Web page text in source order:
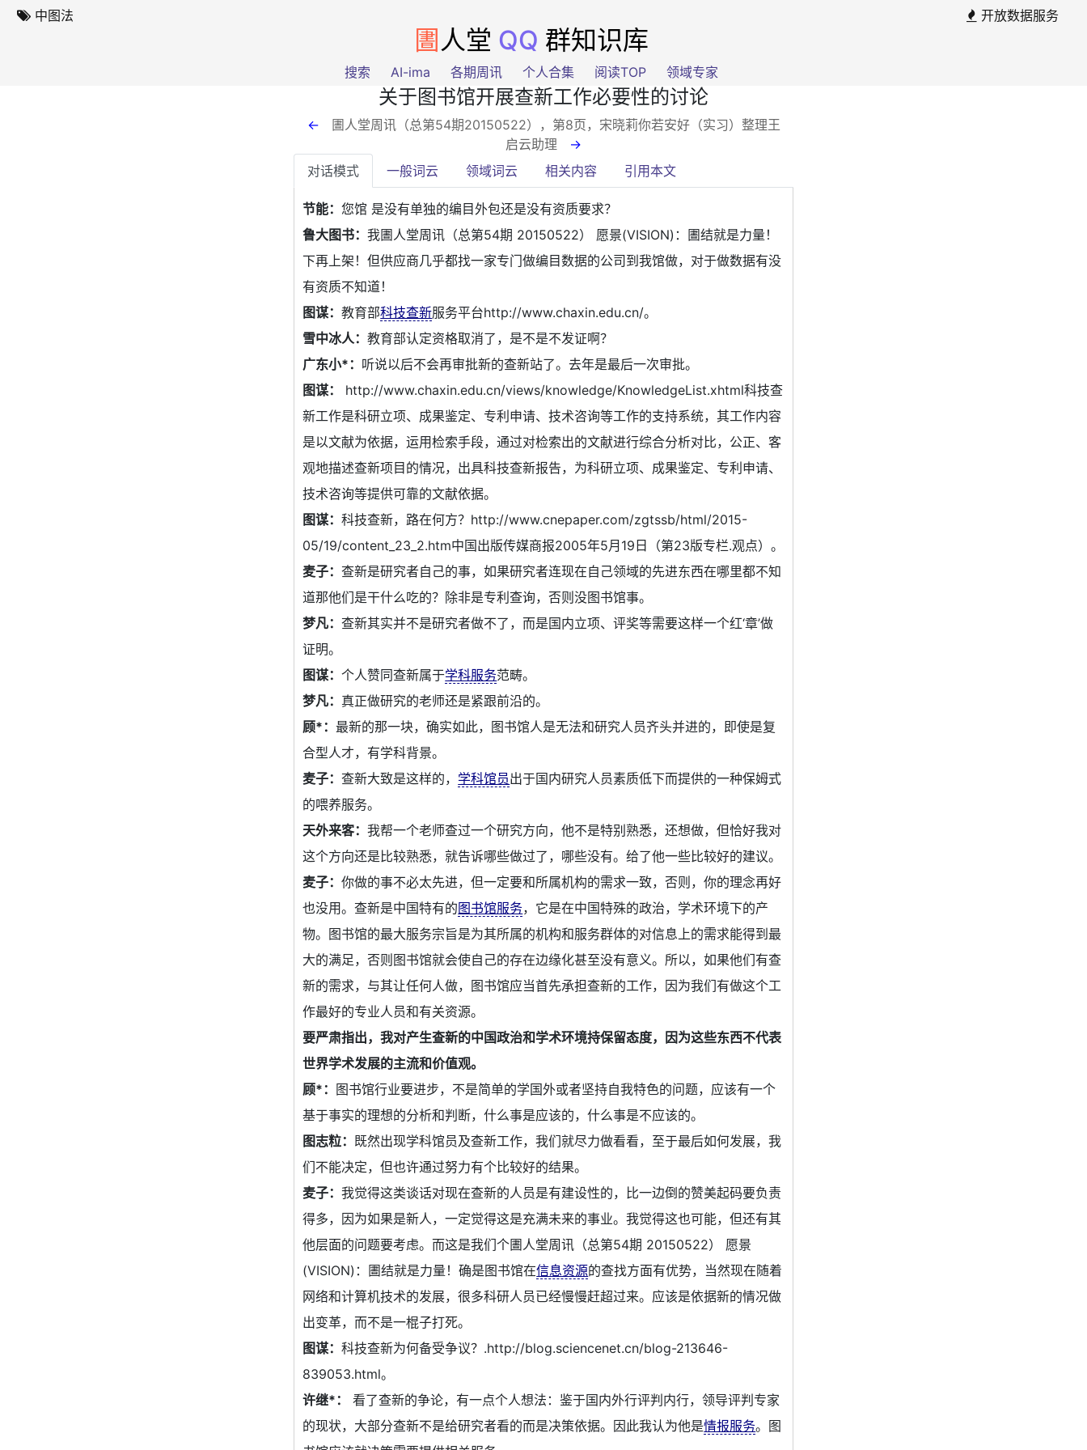
中图法 开放数据服务
圕 人堂 QQ 群知识库
搜索 AI-ima 各期周讯 个人合集 阅读TOP 领域专家
关于图书馆开展查新工作必要性的讨论
← 圕人堂周讯（总第54期20150522），第8页 ，宋晓莉你若安好（实习）整理王
启云助理 →
对话模式
一般词云 领域词云 相关内容 引用本文
节能：您馆 是没有单独的编目外包还是没有资质要求？
鲁大图书：我圕人堂周讯（总第54期 20150522） 愿景(VISION)：圕结就是力量！
下再上架！但供应商几乎都找一家专门做编目数据的公司到我馆做，对于做数据有没
有资质不知道！
图谋：教育部科技查新服务平台http://www.chaxin.edu.cn/。
雪中冰人：教育部认定资格取消了，是不是不发证啊？
广东小*： 听说以后不会再审批新的查新站了。去年是最后一次审批。
图谋：
http://www.chaxin.edu.cn/views/knowledge/KnowledgeList.xhtml科技查
新工作是科研立项、成果鉴定、专利申请、技术咨询等工作的支持系统，其工作内容
是以文献为依据，运用检索手段，通过对检索出的文献进行综合分析对比，公正、客
观地描述查新项目的情况，出具科技查新报告，为科研立项、成果鉴定、专利申请、
技术咨询等提供可靠的文献依据。
图谋：科技查新，路在何方？http://www.cnepaper.com/zgtssb/html/2015-
05/19/content_23_2.htm中国出版传媒商报2005年5月19日（第23版专栏.观点）。
麦子：查新是研究者自己的事，如果研究者连现在自己领域的先进东西在哪里都不知
道那他们是干什么吃的？除非是专利查询，否则没图书馆事。
梦凡：查新其实并不是研究者做不了，而是国内立项、评奖等需要这样一个红‘章’做
证明。
图谋：个人赞同查新属于学科服务范畴。
梦凡： 真正做研究的老师还是紧跟前沿的。
顾*：最新的那一块，确实如此，图书馆人是无法和研究人员齐头并进的，即使是复
合型人才，有学科背景。
麦子：查新大致是这样的， 学科馆员出于国内研究人员素质低下而提供的一种保姆式
的喂养服务。
天外来客：我帮一个老师查过一个研究方向，他不是特别熟悉，还想做，但恰好我对
这个方向还是比较熟悉，就告诉哪些做过了，哪些没有。给了他一些比较好的建议。
麦子：你做的事不必太先进，但一定要和所属机构的需求一致，否则，你的理念再好
也没用。查新是中国特有的图书馆服务，它是在中国特殊的政治，学术环境下的产
物。图书馆的最大服务宗旨是为其所属的机构和服务群体的对信息上的需求能得到最
大的满足，否则图书馆就会使自己的存在边缘化甚至没有意义。所以，如果他们有查
新的需求，与其让任何人做，图书馆应当首先承担查新的工作，因为我们有做这个工
作最好的专业人员和有关资源。
要严肃指出，我对产生查新的中国政治和学术环境持保留态度，因为这些东西不代表
世界学术发展的主流和价值观。
顾*： 图书馆行业要进步，不是简单的学国外或者坚持自我特色的问题，应该有一个
基于事实的理想的分析和判断，什么事是应该的，什么事是不应该的。
图志粒： 既然出现学科馆员及查新工作，我们就尽力做看看，至于最后如何发展，我
们不能决定，但也许通过努力有个比较好的结果。
麦子：我觉得这类谈话对现在查新的人员是有建设性的，比一边倒的赞美起码要负责
得多，因为如果是新人，一定觉得这是充满未来的事业。我觉得这也可能，但还有其
他层面的问题要考虑。而这是我们个圕人堂周讯（总第54期 20150522） 愿景
(VISION)：圕结就是力量！确是图书馆在信息资源的查找方面有优势，当然现在随着
网络和计算机技术的发展，很多科研人员已经慢慢赶超过来。应该是依据新的情况做
出变革，而不是一棍子打死。
图谋：科技查新为何备受争议？.http://blog.sciencenet.cn/blog-213646-
839053.html。
许继*：
看了查新的争论，有一点个人想法：鉴于国内外行评判内行，领导评判专家
的现状，大部分查新不是给研究者看的而是决策依据。因此我认为他是情报服务。图